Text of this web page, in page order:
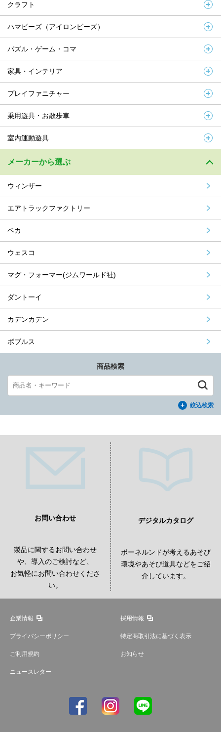
クラフト
ハマビーズ（アイロンビーズ）
パズル・ゲーム・コマ
家具・インテリア
プレイファニチャー
乗用遊具・お散歩車
室内運動遊具
メーカーから選ぶ
ウィンザー
エアトラックファクトリー
ベカ
ウェスコ
マグ・フォーマー(ジムワールド社)
ダントーイ
カデンカデン
ボブルス
商品検索
絞込検索
お問い合わせ
製品に関するお問い合わせ
や、導入のご検討など、
お気軽にお問い合わせくださ
い。
デジタルカタログ
ボーネルンドが考えるあそび
環境やあそび道具などをご紹
介しています。
企業情報 採用情報
プライバシーポリシー 特定商取引法に基づく表示
ご利用規約 お知らせ
ニュースレター